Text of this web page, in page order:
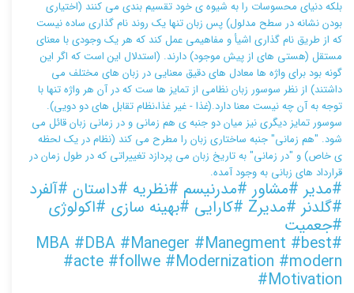
بلکه دنيای محسوسات را به شيوه ی خود تقسيم بندی می کنند (اختياری
بودن نشانه در سطح مدلول) پس زبان تنها يک روند نام گذاری ساده نيست
که از طريق نام گذاری اشيأ و مفاهيمی عمل کند که هر يک وجودی با معنای
مستقل (هستی های از پيش موجود) دارند. (استدلال اين است که اگر اين
گونه بود برای واژه ها معادل های دقيق معنايی در زبان های مختلف می
داشتند) از نظر سوسور زبان نظامی از تمايز ها ست که در آن هر واژه تنها با
توجه به آن چه نيست معنا دارد.(غذا - غير غذا،نظام تقابل های دو دويی).
سوسور تمايز ديگری نيز ميان دو جنبه ی هم زمانی و در زمانی زبان قائل می
شود. "هم زمانی" جنبه ساختاری زبان را مطرح می کند (نظام در يک لحظه
ی خاص) و "در زمانی" به تاريخ زبان می پردازد تغييراتی که در طول زمان در
قرارداد های زبانی به وجود آمده.
#مدیر #مشاور #مدرنیسم #نظریه #داستان #آلفرد
#گلدنر #مدیرZ #کارایی #بهینه سازی #اکولوژی
#جعمیت
#MBA #DBA #Maneger #Manegment #best
#acte #follwe #Modernization #modern
#Motivation